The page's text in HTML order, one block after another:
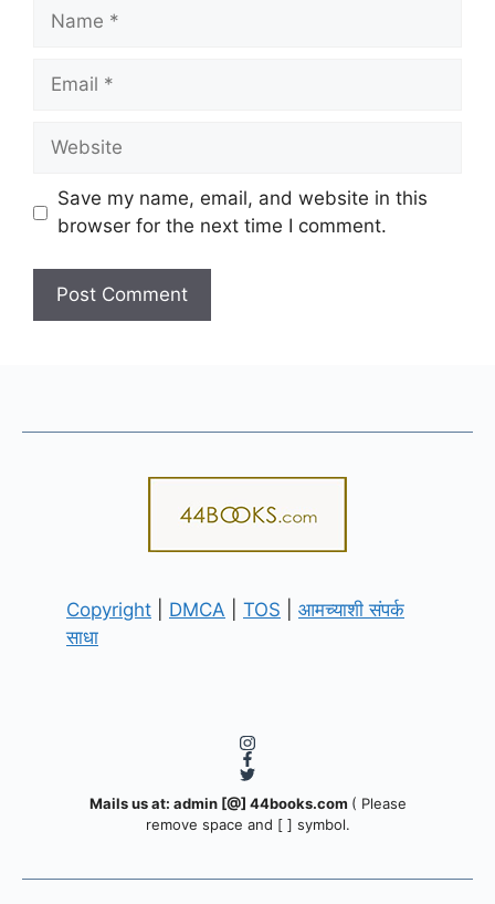
Name
Email
Website
Save my name, email, and website in this
browser for the next time I comment.
Copyright DMCA TOS
आमच्याशी संपर्क
साधा
Mails us at: admin [@] 44books.com ( Please
remove space and [ ] symbol.